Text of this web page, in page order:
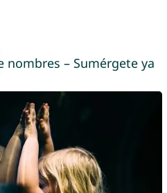
nombres – Sumérgete ya